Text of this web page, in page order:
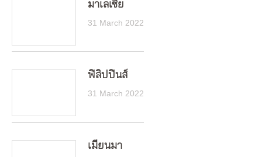
มาเลเซีย
31 March 2022
ฟิลิปปินส์
31 March 2022
เมียนมา